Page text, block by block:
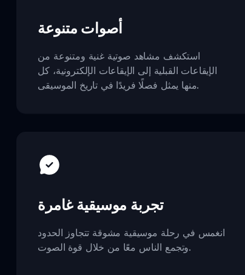
أصوات متنوعة
استكشف مشاهد صوتية غنية ومتنوعة من
الإيقاعات القبلية إلى الإيقاعات الإلكترونية، كل
منها يمثل فصلًا فريدًا في تاريخ الموسيقى.
تجربة موسيقية غامرة
انغمس في رحلة موسيقية مشوقة تتجاوز الحدود
وتجمع الناس معًا من خلال قوة الصوت.